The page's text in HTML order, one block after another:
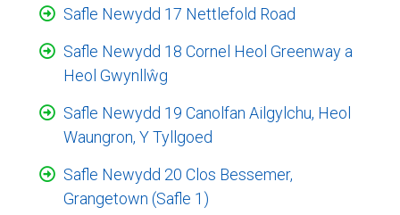
Safle Newydd 17 Nettlefold Road
Safle Newydd 18 Cornel Heol Greenway a
Heol Gwynllŵg
Safle Newydd 19 Canolfan Ailgylchu, Heol
Waungron, Y Tyllgoed
Safle Newydd 20 Clos Bessemer,
Grangetown (Safle 1)